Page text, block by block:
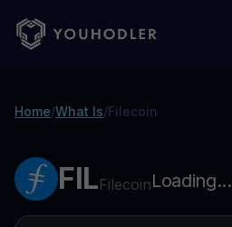
Home/What Is/Filecoin
FILFilecoinLoading...